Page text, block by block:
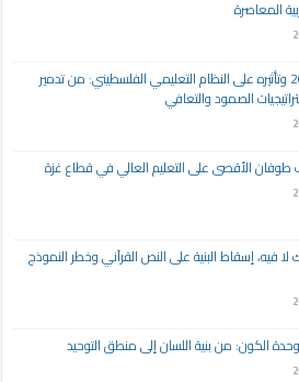
المعاصرة
عدوان 2023 وتأثيره على النظام التعليمي الفلسطيني: من تدمير
الصمود والتعافي
طوفان الأقصى على التعليم العالي في قطاع غزة
لا فيه، إسقاط البنية على النص القرآني وخطر النموذج
الكون: من بنية اللسان إلى منطق التوحيد